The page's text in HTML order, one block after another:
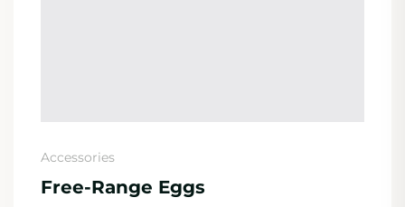
Accessories
Free-Range Eggs